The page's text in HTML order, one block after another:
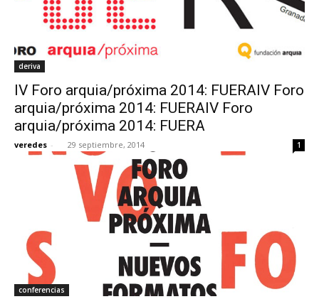
deriva
IV Foro arquia/próxima 2014: FUERAIV Foro
arquia/próxima 2014: FUERAIV Foro
arquia/próxima 2014: FUERA
veredes - 29 septiembre, 2014 1
conferencias